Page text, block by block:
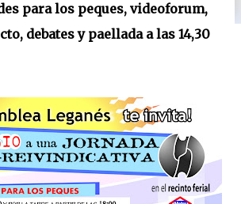
para los peques, videoforum,
debates y paellada a las 14,30